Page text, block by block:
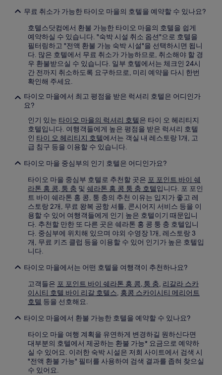
무료 취소가 가능한 타이오 마을의 호텔을 예약할 수 있나요?
호텔스닷컴에서 환불 가능한 타이오 마을의 호텔을 쉽게
예약하실 수 있습니다. "숙박 시설 취소 옵션"으로 호텔을
필터링하고 "전액 환불 가능 숙박 시설"을 선택하시면 됩니
다. 많은 호텔에서 무료 취소가 가능하므로, 취소해야 할 경
우 환불받으실 수 있습니다. 일부 호텔에서는 체크인 24시
간 전까지 취소하도록 요구하므로, 미리 예약을 다시 한번
확인해 주세요.
타이오 마을에서 최고 평점을 받은 럭셔리 호텔은 어디인가
요?
인기 있는 타이오 마을의 럭셔리 호텔은 타이 오 헤리티지
호텔입니다. 여행객들에게 높은 평점을 받은 럭셔리 호텔
인 타이 오 헤리티지 호텔에서는 객실 내 레스토랑 1개, 고
급 침구 등을 이용할 수 있습니다.
타이오 마을 중심부의 인기 호텔은 어디인가요?
타이오 마을 중심부 호텔로 추천할 곳은 포 포인트 바이 쉐
라톤 홍 콩, 퉁 충 및 쉐라톤 홍 콩 퉁 충 호텔입니다. 포 포인
트 바이 쉐라톤 홍 콩, 퉁 충의 추천 이유는 입지가 좋고 레
스토랑 2개, 무료 왕복 공항 셔틀, 콘시어지 서비스 등을 이
용할 수 있어 여행객들에게 인기 높은 호텔이기 때문입니
다. 추천할 만한 또 다른 곳은 쉐라톤 홍 콩 퉁 충 호텔입니
다. 중심부에 위치해 있으며 야외 수영장 1개, 레스토랑 3
개, 무료 키즈 클럽 등을 이용할 수 있어 인기가 높은 호텔입
니다.
타이오 마을에서는 어떤 호텔을 여행객이 추천하나요?
고객들은 포 포인트 바이 쉐라톤 홍 콩, 퉁 충, 리갈라 스카
이시티 호텔 바이 리갈 호텔스, 홍콩 스카이시티 메리어트
호텔 등을 선호해요.
타이오 마을에서 환불 가능한 호텔을 예약할 수 있나요?
타이오 마을 여행 계획을 유연하게 변경하길 원하신다면
대부분의 호텔에서 제공하는 환불 가능* 요금으로 예약하
실 수 있어요. 이러한 숙박 시설은 저희 사이트에서 검색 시
"전액 환불 가능" 필터를 사용하여 검색 결과를 좁혀 찾으실
수 있어요.